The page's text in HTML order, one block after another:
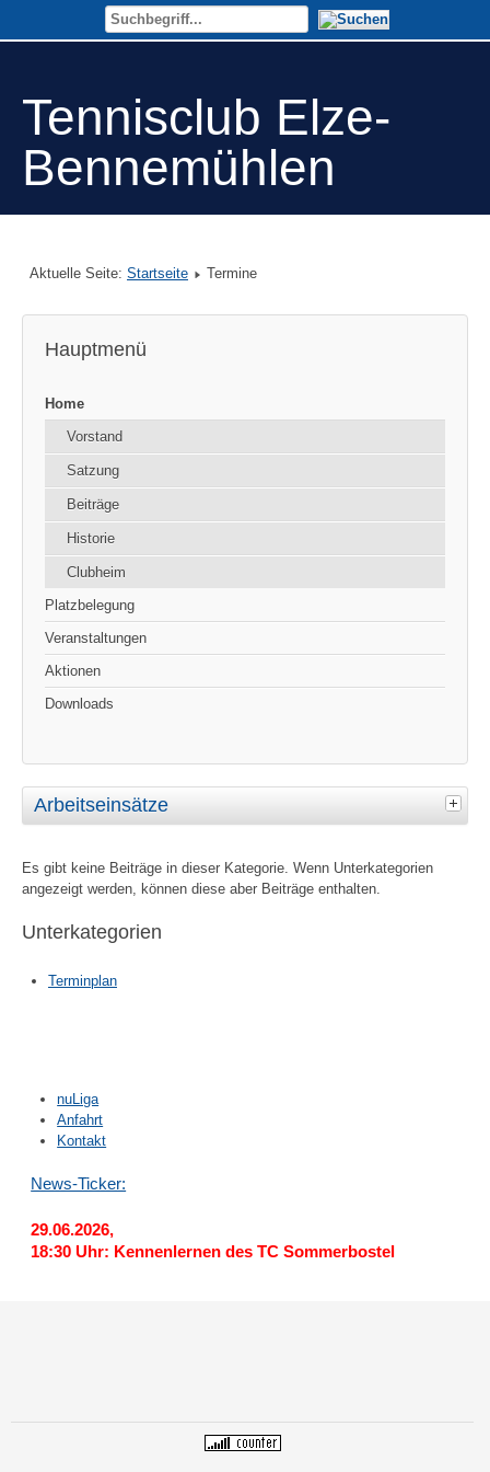
Tennisclub Elze-
Bennemühlen
Aktuelle Seite: Startseite Termine
Hauptmenü
Home
Vorstand
Satzung
Beiträge
Historie
Clubheim
Platzbelegung
Veranstaltungen
Aktionen
Downloads
Arbeitseinsätze
Es gibt keine Beiträge in dieser Kategorie. Wenn Unterkategorien
angezeigt werden, können diese aber Beiträge enthalten.
Unterkategorien
Terminplan
nuLiga
Anfahrt
Kontakt
News-Ticker:
29.06.2026,
18:30 Uhr: Kennenlernen des TC Sommerbostel